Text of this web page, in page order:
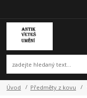
Úvod Předměty z kovu